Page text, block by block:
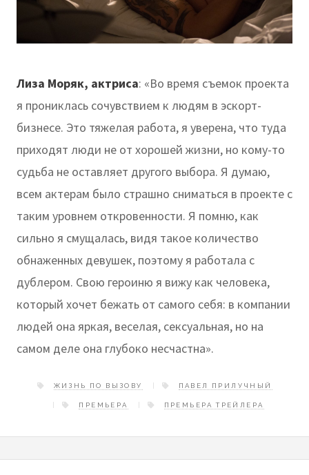
Лиза Моряк, актриса: «Во время съемок проекта
я прониклась сочувствием к людям в эскорт-
бизнесе. Это тяжелая работа, я уверена, что туда
приходят люди не от хорошей жизни, но кому-то
судьба не оставляет другого выбора. Я думаю,
всем актерам было страшно сниматься в проекте с
таким уровнем откровенности. Я помню, как
сильно я смущалась, видя такое количество
обнаженных девушек, поэтому я работала с
дублером. Свою героиню я вижу как человека,
который хочет бежать от самого себя: в компании
людей она яркая, веселая, сексуальная, но на
самом деле она глубоко несчастна».
ЖИЗНЬ ПО ВЫЗОВУ ПАВЕЛ ПРИЛУЧНЫЙ
ПРЕМЬЕРА ПРЕМЬЕРА ТРЕЙЛЕРА